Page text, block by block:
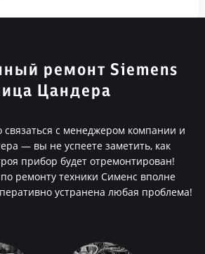
ремонт Siemens
Цандера
связаться с менеджером компании и
— вы не успеете заметить, как
прибор будет отремонтирован!
по ремонту техники Сименс вполне
устранена любая проблема!